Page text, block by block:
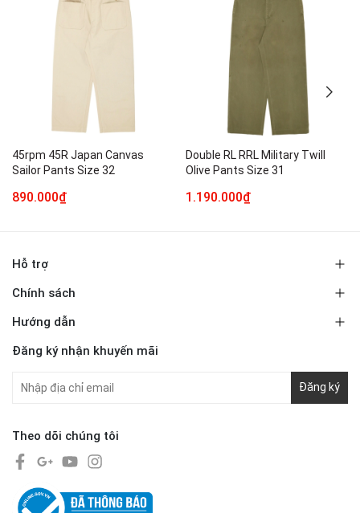
45rpm 45R Japan Canvas
Sailor Pants Size 32
890.000₫
Double RL RRL Military Twill
Olive Pants Size 31
1.190.000₫
Hỗ trợ
Chính sách
Hướng dẫn
Đăng ký nhận khuyến mãi
Đăng ký
Theo dõi chúng tôi